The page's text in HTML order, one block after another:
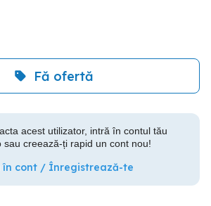
Fă ofertă
acest utilizator, intră în contul tău
sau creează-ți rapid un cont nou!
cont / Înregistrează-te